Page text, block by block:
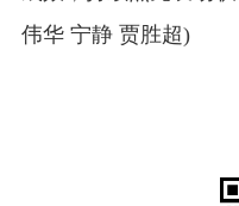
伟华 宁静 贾胜超)